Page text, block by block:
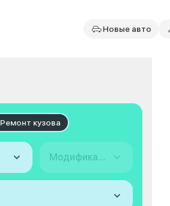
Новые авто
Ремонт кузова
Модификация